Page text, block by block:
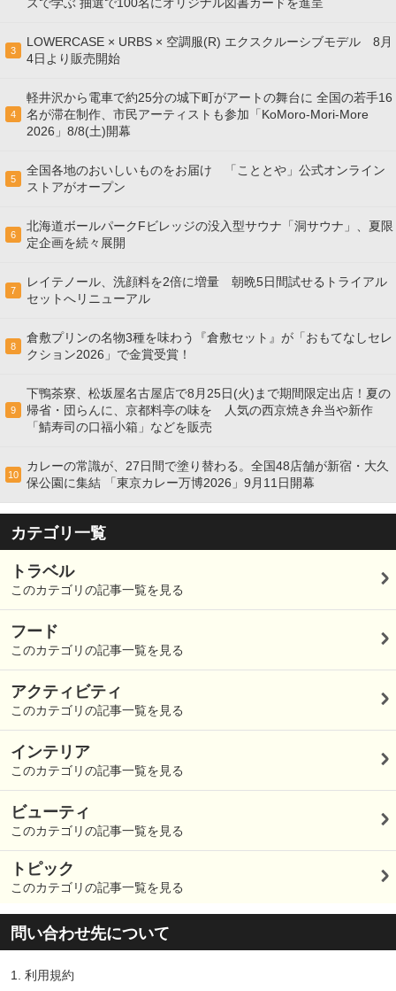
ズで学ぶ 抽選で100名にオリジナル図書カードを進呈
3
LOWERCASE × URBS × 空調服(R) エクスクルーシブモデル 8月
4日より販売開始
4
軽井沢から電車で約25分の城下町がアートの舞台に 全国の若手16
名が滞在制作、市民アーティストも参加「KoMoro-Mori-More
2026」8/8(土)開幕
5
全国各地のおいしいものをお届け 「こととや」公式オンライン
ストアがオープン
6
北海道ボールパークFビレッジの没入型サウナ「洞サウナ」、夏限
定企画を続々展開
7
レイテノール、洗顔料を2倍に増量 朝晩5日間試せるトライアル
セットへリニューアル
8
倉敷プリンの名物3種を味わう『倉敷セット』が「おもてなしセレ
クション2026」で金賞受賞！
9
下鴨茶寮、松坂屋名古屋店で8月25日(火)まで期間限定出店！夏の
帰省・団らんに、京都料亭の味を 人気の西京焼き弁当や新作
「鯖寿司の口福小箱」などを販売
10
カレーの常識が、27日間で塗り替わる。全国48店舗が新宿・大久
保公園に集結 「東京カレー万博2026」9月11日開幕
カテゴリ一覧
トラベル
このカテゴリの記事一覧を見る
フード
このカテゴリの記事一覧を見る
アクティビティ
このカテゴリの記事一覧を見る
インテリア
このカテゴリの記事一覧を見る
ビューティ
このカテゴリの記事一覧を見る
トピック
このカテゴリの記事一覧を見る
問い合わせ先について
1. 利用規約